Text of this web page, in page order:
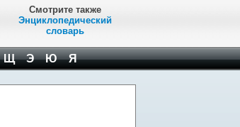
Смотрите также
Энциклопедический
словарь
Щ Э Ю Я